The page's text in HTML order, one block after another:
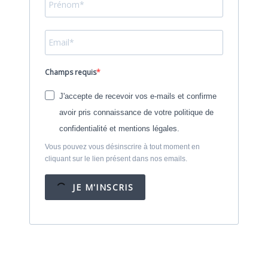
Champs requis
J'accepte de recevoir vos e-mails et confirme
avoir pris connaissance de votre politique de
confidentialité et mentions légales.
Vous pouvez vous désinscrire à tout moment en
cliquant sur le lien présent dans nos emails.
JE M'INSCRIS